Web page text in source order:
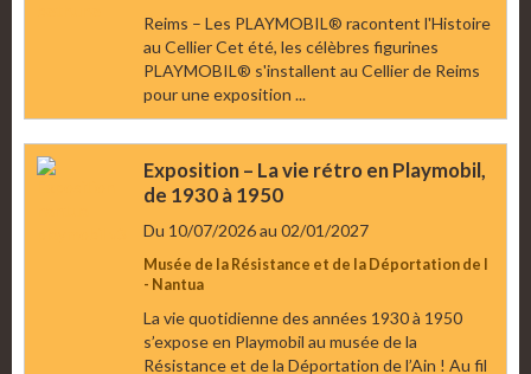
Reims – Les PLAYMOBIL® racontent l'Histoire
au Cellier Cet été, les célèbres figurines
PLAYMOBIL® s'installent au Cellier de Reims
pour une exposition ...
Exposition – La vie rétro en Playmobil,
de 1930 à 1950
Du 10/07/2026au 02/01/2027
Musée de la Résistance et de la Déportation de l
- Nantua
La vie quotidienne des années 1930 à 1950
s’expose en Playmobil au musée de la
Résistance et de la Déportation de l’Ain ! Au fil